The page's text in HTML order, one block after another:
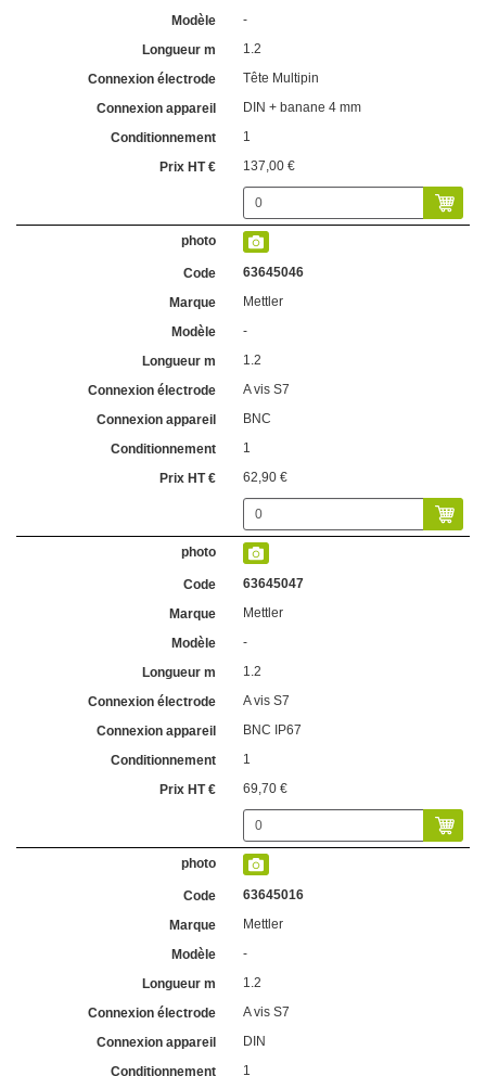
-
1.2
Tête Multipin
DIN + banane 4 mm
1
137,00 €
63645046
Mettler
-
1.2
A vis S7
BNC
1
62,90 €
63645047
Mettler
-
1.2
A vis S7
BNC IP67
1
69,70 €
63645016
Mettler
-
1.2
A vis S7
DIN
1